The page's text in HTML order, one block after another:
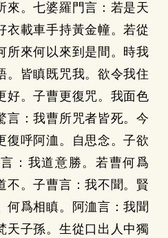
來。七婆羅門言：若是天
衣載車手持黃金幢。若從
所來何以來到是間。時我
。皆瞋既咒我。欲令我住
好。子曹更復咒。我面色
言：我曹所咒者皆死。今
復呼阿洫。自思念。子欲
：我道意勝。若曹何爲
不。子曹言：我不聞。賢
何爲相瞋。阿洫言：我聞
天子孫。生從口出人中獨